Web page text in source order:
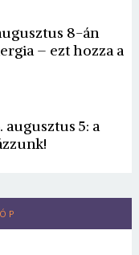
8-án
– ezt hozza a
5: a